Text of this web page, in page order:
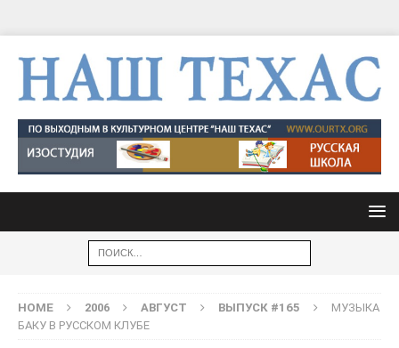
HOME 2006 АВГУСТ ВЫПУСК #165
МУЗЫКА
БАКУ В РУССКОМ КЛУБЕ